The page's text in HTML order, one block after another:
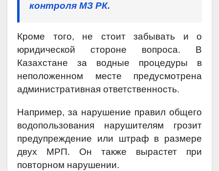
контроля МЗ РК.
Кроме того, не стоит забывать и о
юридической стороне вопроса. В
Казахстане за водные процедуры в
неположенном месте предусмотрена
административная ответственность.
Например, за нарушение правил общего
водопользования нарушителям грозит
предупреждение или штраф в размере
двух МРП. Он также вырастет при
повторном нарушении.